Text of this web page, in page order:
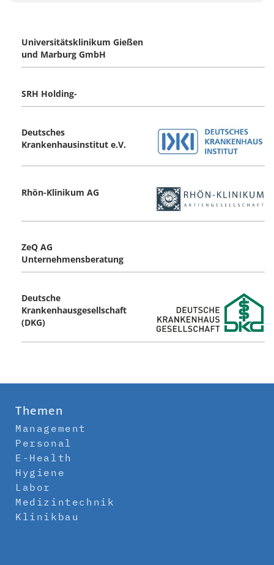
Universitätsklinikum Gießen
und Marburg GmbH
SRH Holding-
Deutsches
Krankenhausinstitut e.V.
Rhön-Klinikum AG
ZeQ AG
Unternehmensberatung
Deutsche
Krankenhausgesellschaft
(DKG)
Themen
Management
Personal
E-Health
Hygiene
Labor
Medizintechnik
Klinikbau